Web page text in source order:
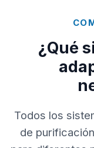
¿Qué
Todos los
de